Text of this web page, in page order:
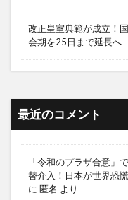
改正皇室典範が成立！
会期を25日まで延長へ
最近のコメント
「令和のプラザ合意」
替介入！日本が世界恐
に 匿名 より